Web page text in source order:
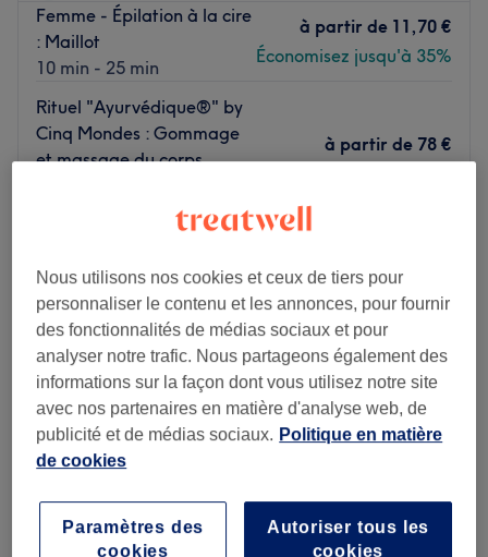
Femme - Épilation à la cire
: Maillot
10 min - 25 min
à partir de 11,70 €
Économisez jusqu'à 35%
Rituel "Ayurvédique®" by
Cinq Mondes : Gommage
et massage du corps
à partir de 78 €
"Pieds Légers®
Énergisant" by Cinq
Mondes
50 min
à partir de 42,50 €
Économisez jusqu'à 50%
Je veux en savoir plus
Lundi 09:30–19:30
Mardi
Jeudi
09:30–19:30
Vendredi
09:30–19:30
Nous utilisons nos cookies et ceux de tiers pour
personnaliser le contenu et les annonces, pour fournir
des fonctionnalités de médias sociaux et pour
analyser notre trafic. Nous partageons également des
informations sur la façon dont vous utilisez notre site
avec nos partenaires en matière d'analyse web, de
publicité et de médias sociaux. Politique en matière
de cookies
Autoriser tous les
cookies
Paramètres des
cookies